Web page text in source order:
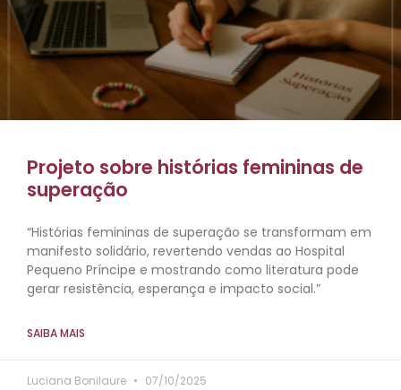
Projeto sobre histórias femininas de
superação
“Histórias femininas de superação se transformam em
manifesto solidário, revertendo vendas ao Hospital
Pequeno Príncipe e mostrando como literatura pode
gerar resistência, esperança e impacto social.”
SAIBA MAIS
Luciana Bonilaure 07/10/2025